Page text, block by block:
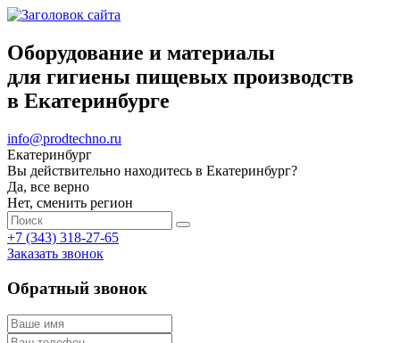
Оборудование и материалы
для гигиены пищевых производств
в Екатеринбурге
info@prodtechno.ru
Екатеринбург
Вы действительно находитесь в Екатеринбург?
Да, все верно
Нет, сменить регион
+7 (343) 318-27-65
Заказать звонок
Обратный звонок